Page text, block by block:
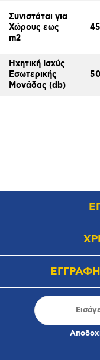
Συνιστάται για
Χώρους εως
m2
Ηχητική Ισχύς
Εσωτερικής
Μονάδας (db)
ΕΓΓΡΑΦΗ